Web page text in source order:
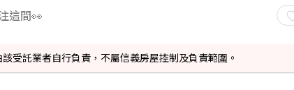
這間👀
受託業者自行負責，不屬信義房屋控制及負責範圍。